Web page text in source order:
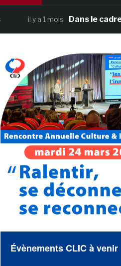
y a 1 mois Dans le cadre de sa
Évènements CLIC à venir